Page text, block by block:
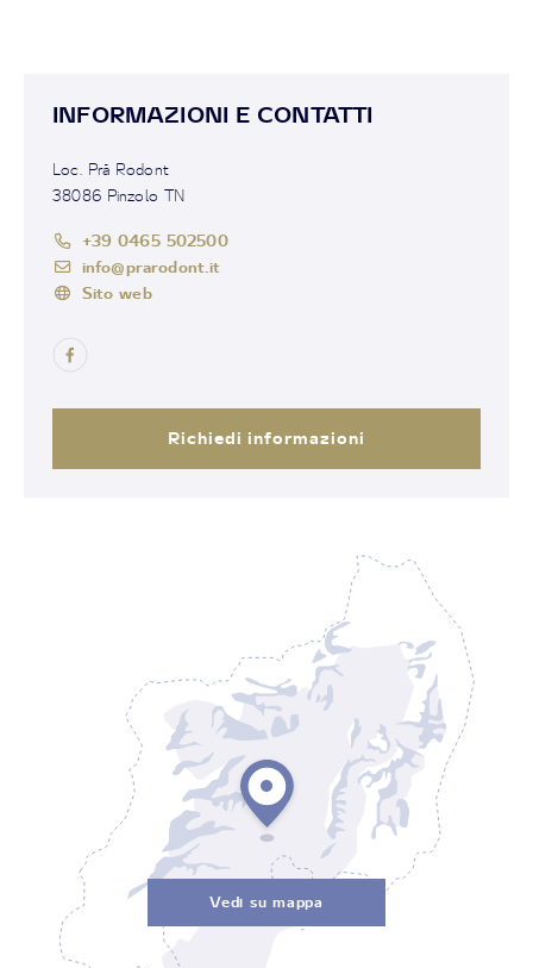
INFORMAZIONI E CONTATTI
Loc. Prà Rodont
38086 Pinzolo TN
+39 0465 502500
info@prarodont.it
Sito web
Richiedi informazioni
Vedi su mappa